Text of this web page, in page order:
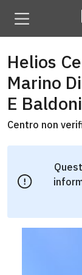
Helios
Marino
E
Centro non